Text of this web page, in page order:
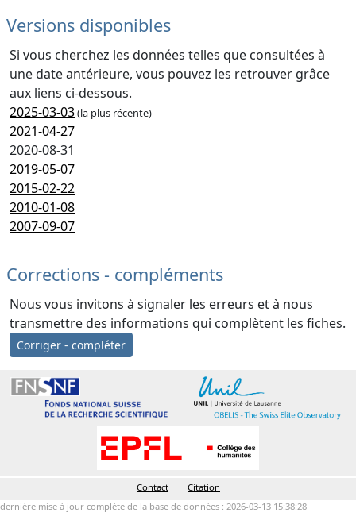
Versions disponibles
Si vous cherchez les données telles que consultées à
une date antérieure, vous pouvez les retrouver grâce
aux liens ci-dessous.
2025-03-03(la plus récente)
2021-04-27
2020-08-31
2019-05-07
2015-02-22
2010-01-08
2007-09-07
Corrections - compléments
Nous vous invitons à signaler les erreurs et à nous
transmettre des informations qui complètent les fiches.
Corriger - compléter
Contact
Citation
dernière mise à jour complète de la base de données : 2026-03-13 15:38:28